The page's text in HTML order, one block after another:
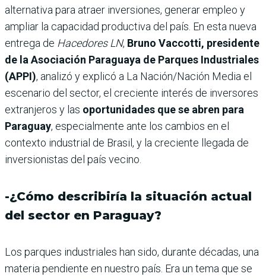
alternativa para atraer inversiones, generar empleo y
ampliar la capacidad productiva del país. En esta nueva
entrega de Hacedores LN, Bruno Vaccotti, presidente
de la Asociación Paraguaya de Parques Industriales
(APPI), analizó y explicó a La Nación/Nación Media el
escenario del sector, el creciente interés de inversores
extranjeros y las oportunidades que se abren para
Paraguay, especialmente ante los cambios en el
contexto industrial de Brasil, y la creciente llegada de
inversionistas del país vecino.
-¿Cómo describiría la situación actual
del sector en Paraguay?
Los parques industriales han sido, durante décadas, una
materia pendiente en nuestro país. Era un tema que se